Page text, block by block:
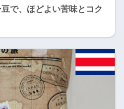
で、ほどよい苦味とコク